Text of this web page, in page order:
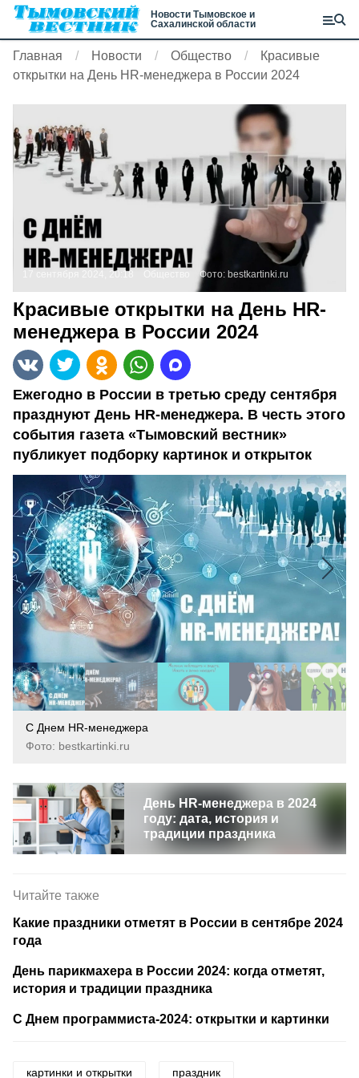
Новости Тымовское и
Сахалинской области
Главная Новости Общество
Красивые
открытки на День HR-менеджера в России 2024
17 сентября 2024, 20:18 Общество Фото: bestkartinki.ru
Красивые открытки на День HR-
менеджера в России 2024
Ежегодно в России в третью среду сентября
празднуют День HR-менеджера. В честь этого
события газета «Тымовский вестник»
публикует подборку картинок и открыток
С Днем HR-менеджера
Фото: bestkartinki.ru
День HR-менеджера в 2024
году: дата, история и
традиции праздника
Читайте также
Какие праздники отметят в России в сентябре 2024
года
День парикмахера в России 2024: когда отметят,
история и традиции праздника
С Днем программиста-2024: открытки и картинки
картинки и открытки праздник